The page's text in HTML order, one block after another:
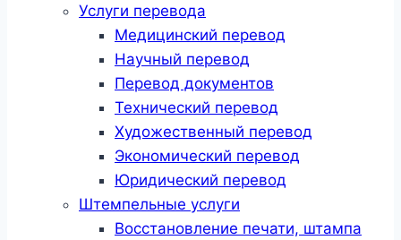
Услуги перевода
Медицинский перевод
Научный перевод
Перевод документов
Технический перевод
Художественный перевод
Экономический перевод
Юридический перевод
Штемпельные услуги
Восстановление печати, штампа